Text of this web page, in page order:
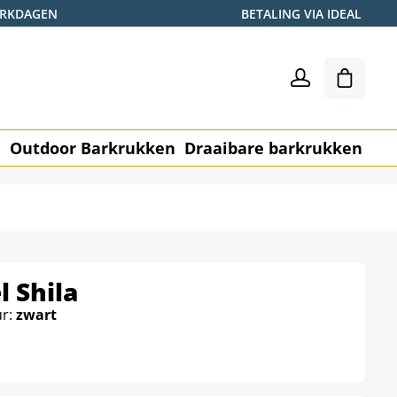
BETALING VIA IDEAL
Outdoor Barkrukken Draaibare barkrukken
Shila
zwart